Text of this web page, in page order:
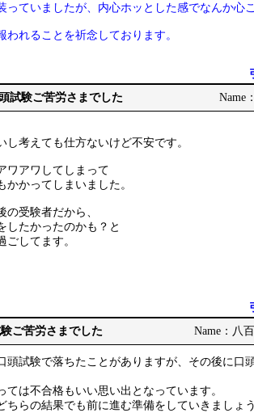
っていましたが、内心ホッとした感でなんか心
われることを祈念しております。
試験ご苦労さまでした Name
し考えても仕方ないけど不安です。
ワアワしてしまって
かかってしまいました。
の受験者だから、
したかったのかも？と
ごしてます。
ご苦労さまでした Name：八
頭試験で落ちたことがありますが、その後に口
ては不合格もいい思い出となっています。
ちらの結果でも前に進む準備をしていきましょう